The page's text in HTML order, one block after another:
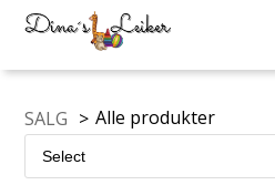
SALG > Alle produkter